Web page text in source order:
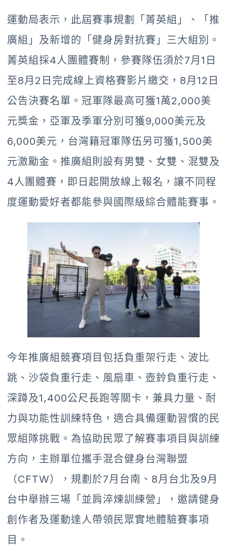
運動局表示，此屆賽事規劃「菁英組」、「推
廣組」及新增的「健身房對抗賽」三大組別。
菁英組採4人團體賽制，參賽隊伍須於7月1日
至8月2日完成線上資格賽影片繳交，8月12日
公告決賽名單。冠軍隊最高可獲1萬2,000美
元獎金，亞軍及季軍分別可獲9,000美元及
6,000美元，台灣籍冠軍隊伍另可獲1,500美
元激勵金。推廣組則設有男雙、女雙、混雙及
4人團體賽，即日起開放線上報名，讓不同程
度運動愛好者都能參與國際級綜合體能賽事。
今年推廣組競賽項目包括負重架行走、波比
跳、沙袋負重行走、風扇車、壺鈴負重行走、
深蹲及1,400公尺長跑等關卡，兼具力量、耐
力與功能性訓練特色，適合具備運動習慣的民
眾組隊挑戰。為協助民眾了解賽事項目與訓練
方向，主辦單位攜手混合健身台灣聯盟
（CFTW），規劃於7月台南、8月台北及9月
台中舉辦三場「並肩淬煉訓練營」，邀請健身
創作者及運動達人帶領民眾實地體驗賽事項
目。